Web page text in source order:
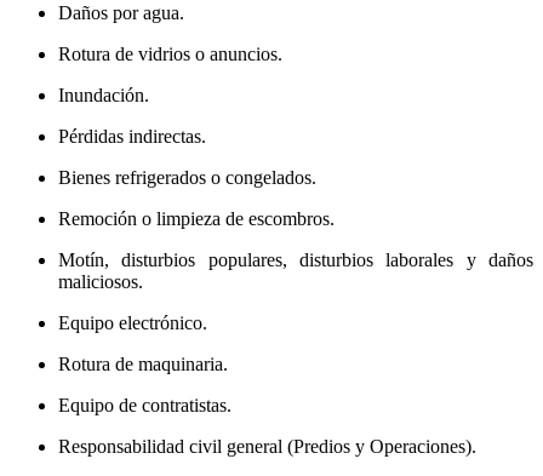
Daños por agua.
Rotura de vidrios o anuncios.
Inundación.
Pérdidas indirectas.
Bienes refrigerados o congelados.
Remoción o limpieza de escombros.
Motín, disturbios populares, disturbios laborales y daños
maliciosos.
Equipo electrónico.
Rotura de maquinaria.
Equipo de contratistas.
Responsabilidad civil general (Predios y Operaciones).